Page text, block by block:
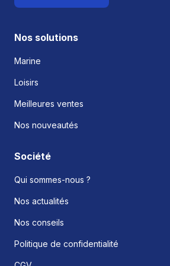
Nos solutions
Marine
Loisirs
Meilleures ventes
Nos nouveautés
Société
Qui sommes-nous ?
Nos actualités
Nos conseils
Politique de confidentialité